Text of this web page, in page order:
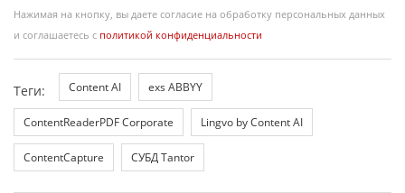
Нажимая на кнопку, вы даете согласие на обработку персональных данных
и соглашаетесь с политикой конфиденциальности
Теги: Content AI exs ABBYY
ContentReaderPDF Corporate Lingvo by Content AI
ContentCapture СУБД Tantor